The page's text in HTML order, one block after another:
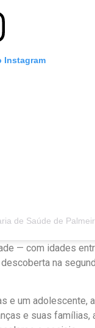
Instagram
— com idades
na
e um
e suas famílias,